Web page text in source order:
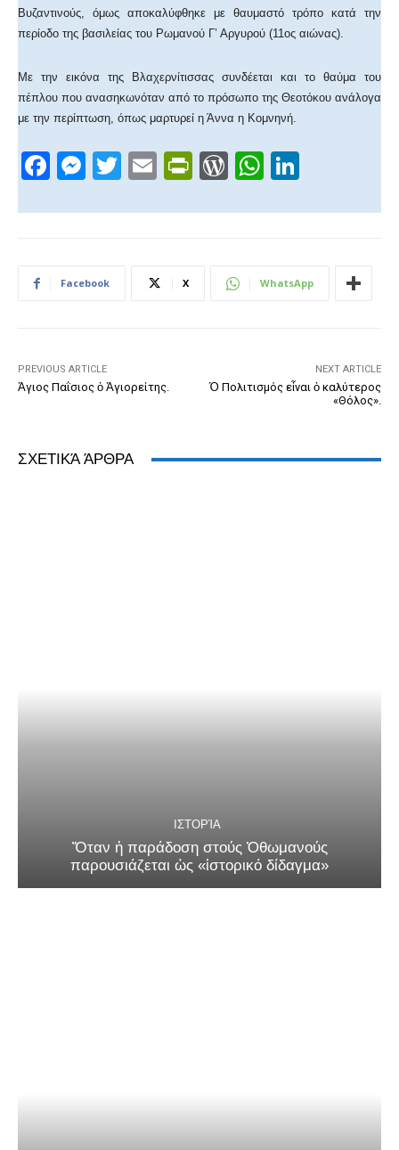
Βυζαντινούς, όμως αποκαλύφθηκε με θαυμαστό τρόπο κατά την
περίοδο της βασιλείας του Ρωμανού Γ’ Αργυρού (11ος αιώνας).
Με την εικόνα της Βλαχερνίτισσας συνδέεται και το θαύμα του
πέπλου που ανασηκωνόταν από το πρόσωπο της Θεοτόκου ανάλογα
με την περίπτωση, όπως μαρτυρεί η Άννα η Κομνηνή.
F
c
b
k
M
ss
n
T
tt
E
ail
Pr
tF
W
d
e
W
at
A
k
dI
Facebook X WhatsApp
PREVIOUS ARTICLE
Ἁγιος Παΐσιος ὁ Ἀγιορείτης.
NEXT ARTICLE
Ὁ Πολιτισμός εἶναι ὁ καλύτερος
«Θόλος».
ΣΧΕΤΙΚΆ ΆΡΘΡΑ
ΙΣΤΟΡΊΑ
Ὅταν ἡ παράδοση στούς Ὀθωμανούς
παρουσιάζεται ὡς «ἱστορικό δίδαγμα»